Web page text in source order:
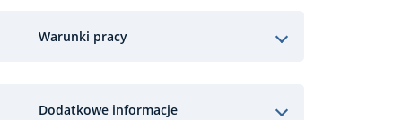
Warunki pracy
Dodatkowe informacje